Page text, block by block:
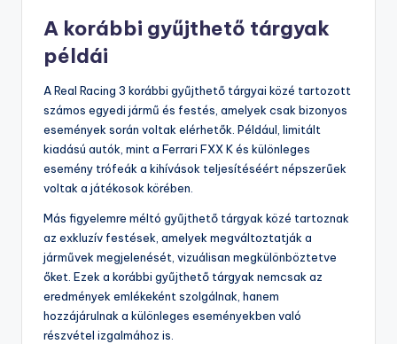
A korábbi gyűjthető tárgyak
példái
A Real Racing 3 korábbi gyűjthető tárgyai közé tartozott
számos egyedi jármű és festés, amelyek csak bizonyos
események során voltak elérhetők. Például, limitált
kiadású autók, mint a Ferrari FXX K és különleges
esemény trófeák a kihívások teljesítéséért népszerűek
voltak a játékosok körében.
Más figyelemre méltó gyűjthető tárgyak közé tartoznak
az exkluzív festések, amelyek megváltoztatják a
járművek megjelenését, vizuálisan megkülönböztetve
őket. Ezek a korábbi gyűjthető tárgyak nemcsak az
eredmények emlékeként szolgálnak, hanem
hozzájárulnak a különleges eseményekben való
részvétel izgalmához is.